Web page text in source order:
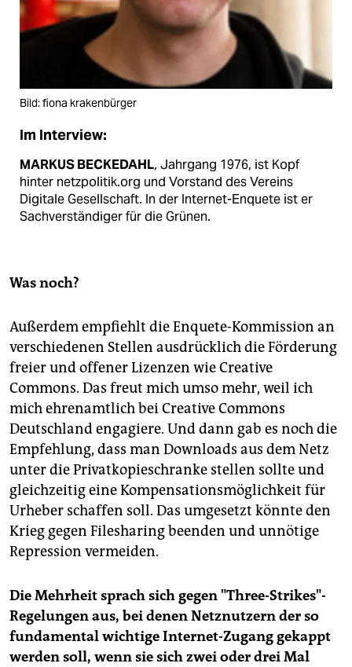
Bild: fiona krakenbürger
Im Interview:
MARKUS BECKEDAHL, Jahrgang 1976, ist Kopf
hinter netzpolitik.org und Vorstand des Vereins
Digitale Gesellschaft. In der Internet-Enquete ist er
Sachverständiger für die Grünen.
Was noch?
Außerdem empfiehlt die Enquete-Kommission an
verschiedenen Stellen ausdrücklich die Förderung
freier und offener Lizenzen wie Creative
Commons. Das freut mich umso mehr, weil ich
mich ehrenamtlich bei Creative Commons
Deutschland engagiere. Und dann gab es noch die
Empfehlung, dass man Downloads aus dem Netz
unter die Privatkopieschranke stellen sollte und
gleichzeitig eine Kompensationsmöglichkeit für
Urheber schaffen soll. Das umgesetzt könnte den
Krieg gegen Filesharing beenden und unnötige
Repression vermeiden.
Die Mehrheit sprach sich gegen "Three-Strikes"-
Regelungen aus, bei denen Netznutzern der so
fundamental wichtige Internet-Zugang gekappt
werden soll, wenn sie sich zwei oder drei Mal